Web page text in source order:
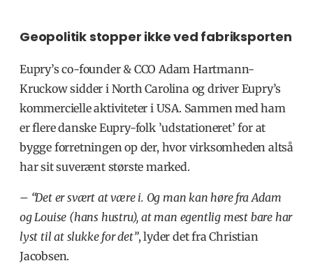
Geopolitik stopper ikke ved fabriksporten
Eupry’s co-founder & CCO Adam Hartmann-
Kruckow sidder i North Carolina og driver Eupry’s
kommercielle aktiviteter i USA. Sammen med ham
er flere danske Eupry-folk ’udstationeret’ for at
bygge forretningen op der, hvor virksomheden altså
har sit suverænt største marked.
– “Det er svært at være i. Og man kan høre fra Adam
og Louise (hans hustru), at man egentlig mest bare har
lyst til at slukke for det”, lyder det fra Christian
Jacobsen.